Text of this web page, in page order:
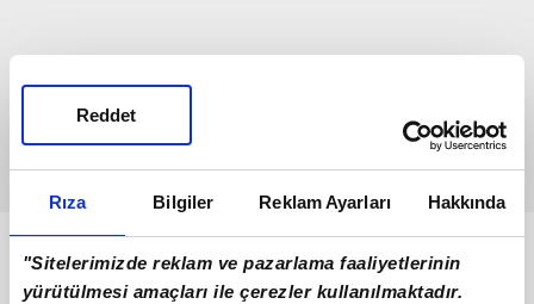
Rıza Bilgiler Reklam Ayarları Hakkında
"Sitelerimizde reklam ve pazarlama faaliyetlerinin
yürütülmesi amaçları ile çerezler kullanılmaktadır.
Reddet
Bunlar da Var